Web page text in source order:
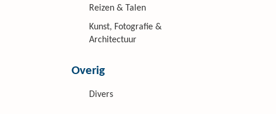
Reizen & Talen
Kunst, Fotografie &
Architectuur
Overig
Divers